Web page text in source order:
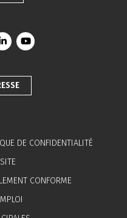
compte Facebook
le compte Instagram
Lien vers le compte Linkedin
Lien vers la chaîne
DE CONFIDENTIALITÉ
CONFORME